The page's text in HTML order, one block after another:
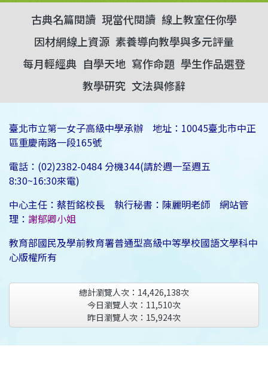
古典名篇閱讀 現當代閱讀 線上教室任你學
因材網線上資源 素養導向教學與多元評量
每月輕經典 自學天地 寫作命題 學生作品選登
教學研究 文法與修辭
臺北市立第一女子高級中學承辦 地址：10045臺北市中正
區重慶南路一段165號
電話：(02)2382-0484 分機344(請於週一至週五
8:30~16:30來電)
中心主任：蔡哲銘校長 執行秘書：陳麗明老師 網站管
理： 謝郁卿小姐
教育部國民及學前教育署普通型高級中等學校國語文學科中
心版權所有
總計瀏覽人次： 14,426,138次
今日瀏覽人次： 11,510次
昨日瀏覽人次： 15,924次